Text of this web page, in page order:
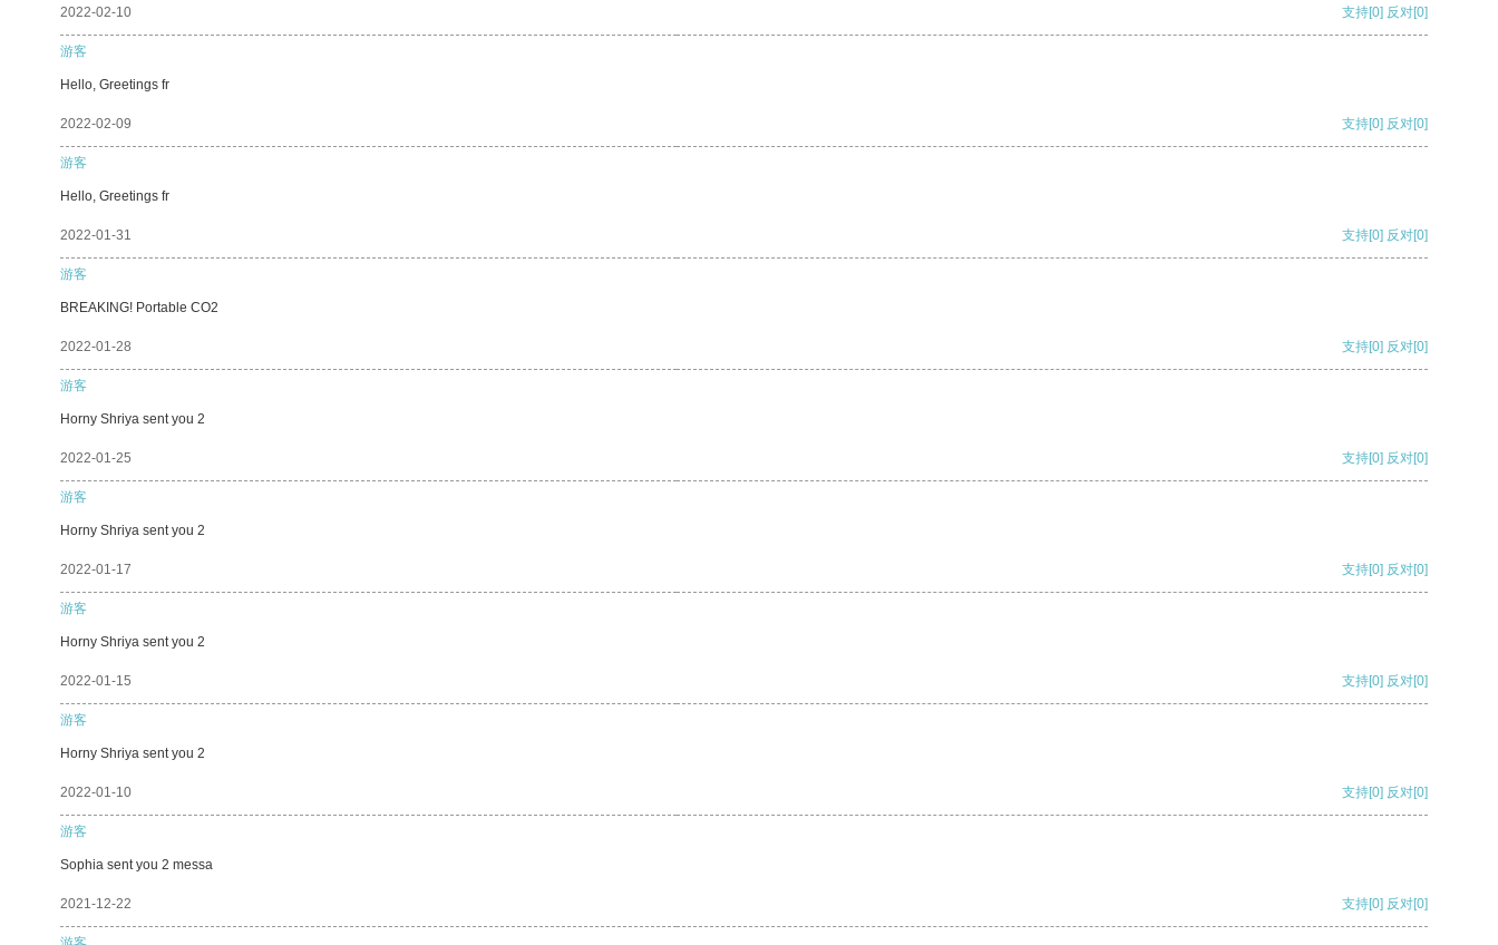
2022-02-10 支持[0] 反对[0]
游客
Hello, Greetings fr
2022-02-09 支持[0] 反对[0]
游客
Hello, Greetings fr
2022-01-31 支持[0] 反对[0]
游客
BREAKING! Portable CO2
2022-01-28 支持[0] 反对[0]
游客
Horny Shriya sent you 2
2022-01-25 支持[0] 反对[0]
游客
Horny Shriya sent you 2
2022-01-17 支持[0] 反对[0]
游客
Horny Shriya sent you 2
2022-01-15 支持[0] 反对[0]
游客
Horny Shriya sent you 2
2022-01-10 支持[0] 反对[0]
游客
Sophia sent you 2 messa
2021-12-22 支持[0] 反对[0]